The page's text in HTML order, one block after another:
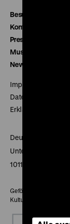
Besucherservice
Kontakt
Presse
Museumsverein
Newsletter
Impressum
Datenschutz
Erklärung digitale
Deutsches
Unter den Linden 2
10117 Berlin
Gefördert mit Mitteln
Kultur und Medien